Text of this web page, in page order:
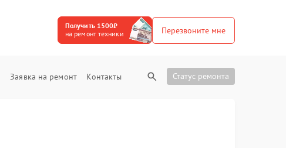
Получить 1500₽
на ремонт техники
Перезвоните мне
Заявка на ремонт Контакты Статус ремонта